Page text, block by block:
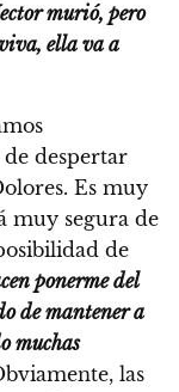
murió, pero
ella va a
despertar
Es muy
muy segura de
de
ponerme del
de mantener a
muchas
las